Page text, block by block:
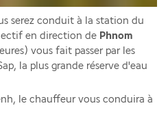
serez conduit à la station du
en direction de Phnom
vous fait passer par les
la plus grande réserve d'eau
le chauffeur vous conduira à